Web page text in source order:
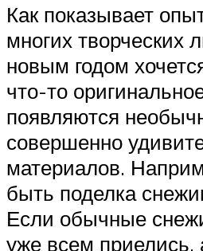
Как показывает
многих творческих
новым годом
что-то
появляются
совершенно
материалов.
быть поделка
Если обычные
уже всем приелись,